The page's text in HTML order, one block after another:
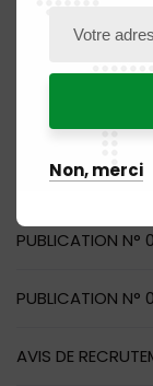
Articles
PUBLICATION
PUBLICATION
PUBLICATION
PUBLICATION
AVIS DE
Non, merci